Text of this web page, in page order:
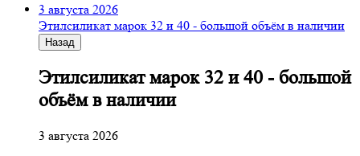
3 августа 2026
Этилсиликат марок 32 и 40 - большой объём в наличии
Назад
Этилсиликат марок 32 и 40 - большой
объём в наличии
3 августа 2026